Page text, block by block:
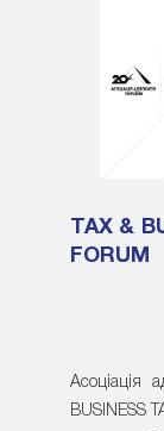
TAX &
FORUM
Асоціація
BUSINESS